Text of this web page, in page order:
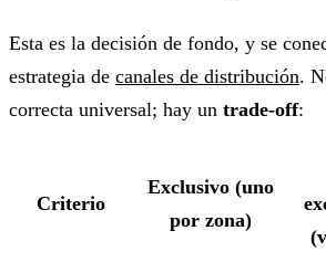
Esta es la decisión de fondo, y se
estrategia de canales de distribución.
correcta universal; hay un trade-off:
Criterio
Exclusivo (uno
por zona)